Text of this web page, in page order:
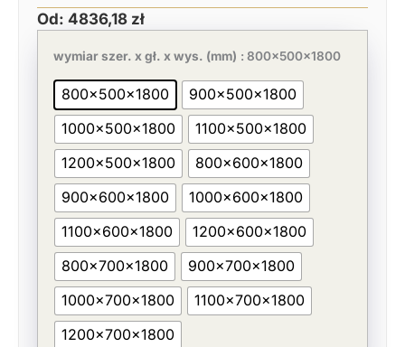
Od: 4836,18 zł
wymiar szer. x gł. x wys. (mm) : 800x500x1800
800x500x1800
900x500x1800
1000x500x1800
1100x500x1800
1200x500x1800
800x600x1800
900x600x1800
1000x600x1800
1100x600x1800
1200x600x1800
800x700x1800
900x700x1800
1000x700x1800
1100x700x1800
1200x700x1800
Pierwotna
cena
wynosiła:
7440,27 zł.
Aktualna
cena
wynosi:
4836,18 zł.
Szafa
przelotowa
przegrodą,
drzwi
suwane
H=1800